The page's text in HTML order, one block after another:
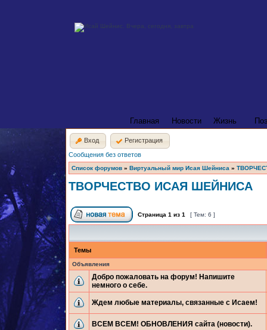
Главная Новости Жизнь
Вход
Регистрация
Сообщения без ответов
Список форумов » Виртуальный мир Исая Шейниса »
ТВОРЧЕСТВО ИСАЯ ШЕЙНИСА
Страница 1 из 1 [ Тем: 6 ]
Темы
Объявления
Добро пожаловать на форум! Напишите
немного о себе.
Ждем любые материалы, связанные с Исаем!
ВСЕМ ВСЕМ! ОБНОВЛЕНИЯ сайта (новости).